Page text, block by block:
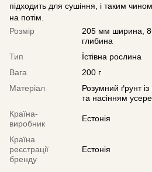
підходить для сушіння, і таким
на потім.
Розмір
205 мм ширина,
глибина
Тип
Їстівна рослина
Вага
200 г
Матеріал
Розумний ґрунт
та насінням
Країна-
виробник
Естонія
Країна
реєстрації
бренду
Естонія